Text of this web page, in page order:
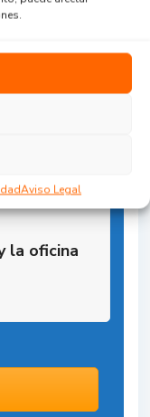
Aviso Legal
la oficina